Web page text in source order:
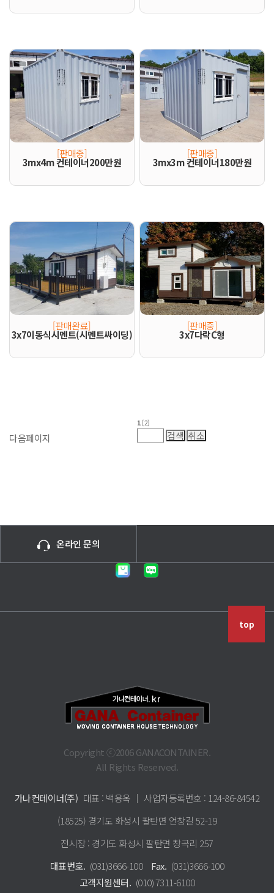
[판매중]
3mx4m 컨테이너200만원
[판매중]
3mx3m 컨테이너180만원
[판매완료]
3x7이동식시멘트(시멘트싸이딩)
[판매중]
3x7다락C형
다음페이지
1 [2]
온라인 문의
top
Copyright ⓒ2006 GANACONTAINER.
All Rights Reserved.
가나컨테이너(주) 대표 : 백용옥 │ 사업자등록번호 : 124-86-84542
(18525) 경기도 화성시 팔탄면 언창길 52-19
전시장 : 경기도 화성시 팔탄면 창곡리 257
대표번호. (031)3666-100 Fax. (031)3666-100
고객지원센터. (010) 7311-6100